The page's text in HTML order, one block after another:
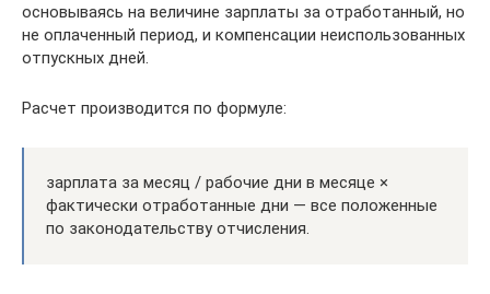
основываясь на величине зарплаты за отработанный, но
не оплаченный период, и компенсации неиспользованных
отпускных дней.
Расчет производится по формуле:
зарплата за месяц / рабочие дни в месяце ×
фактически отработанные дни — все положенные
по законодательству отчисления.